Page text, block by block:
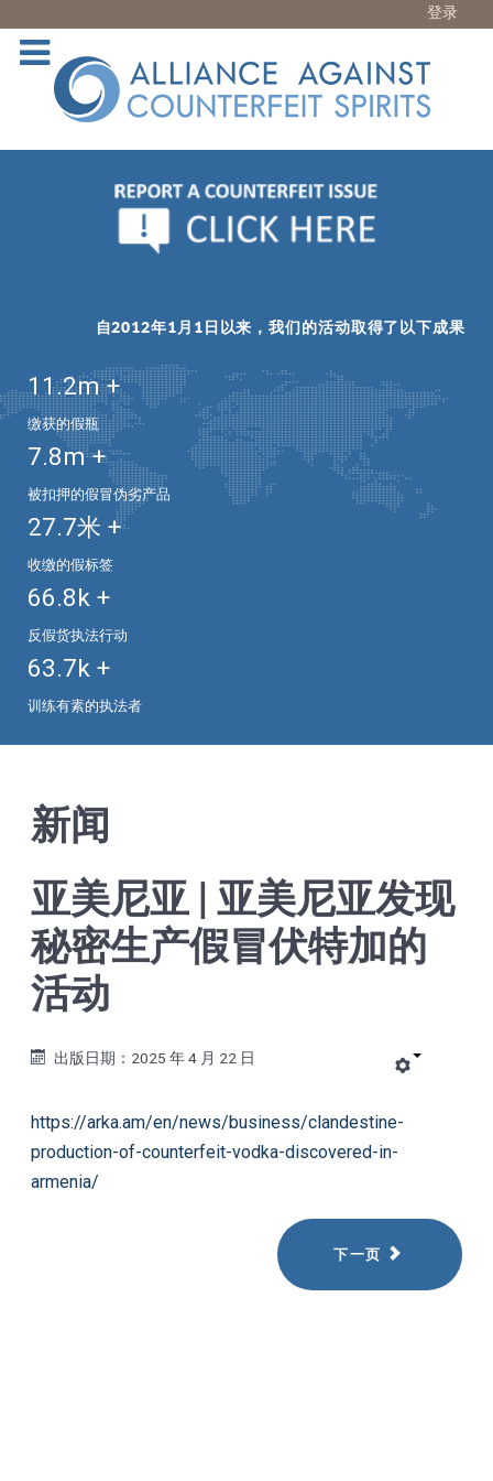
登录
自2012年1月1日以来，我们的活动取得了以下成果
11.2m +
缴获的假瓶
7.8m +
被扣押的假冒伪劣产品
27.7米 +
收缴的假标签
66.8k +
反假货执法行动
63.7k +
训练有素的执法者
新闻
亚美尼亚 | 亚美尼亚发现
秘密生产假冒伏特加的
活动
出版日期：2025 年 4 月 22 日
https://arka.am/en/news/business/clandestine-
production-of-counterfeit-vodka-discovered-in-
armenia/
下一页